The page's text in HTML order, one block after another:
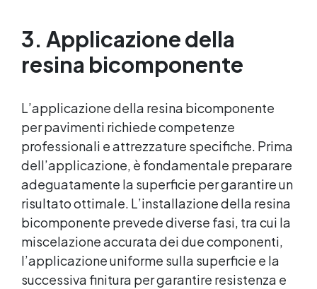
cemento, calcestruzzo, vecchie
pavimentazioni e terra battuta (previa
consulenza). ✅ Resine resistenti nel tempo:
le resine ad alta tecnologia garantiscono
negli anni
3. Applicazione della
resina bicomponente
L’applicazione della resina bicomponente
per pavimenti richiede competenze
professionali e attrezzature specifiche. Prima
dell’applicazione, è fondamentale preparare
adeguatamente la superficie per garantire un
risultato ottimale. L’installazione della resina
bicomponente prevede diverse fasi, tra cui la
miscelazione accurata dei due componenti,
l’applicazione uniforme sulla superficie e la
successiva finitura per garantire resistenza e